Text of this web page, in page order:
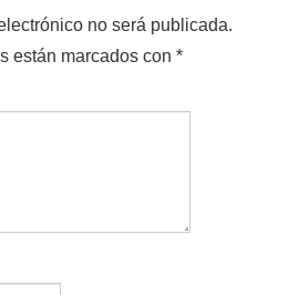
no será publicada.
están marcados con*